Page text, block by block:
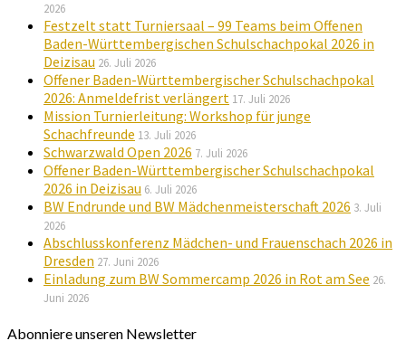
2026
Festzelt statt Turniersaal – 99 Teams beim Offenen
Baden-Württembergischen Schulschachpokal 2026 in
Deizisau 26. Juli 2026
Offener Baden-Württembergischer Schulschachpokal
2026: Anmeldefrist verlängert 17. Juli 2026
Mission Turnierleitung: Workshop für junge
Schachfreunde 13. Juli 2026
Schwarzwald Open 2026 7. Juli 2026
Offener Baden-Württembergischer Schulschachpokal
2026 in Deizisau 6. Juli 2026
BW Endrunde und BW Mädchenmeisterschaft 2026 3. Juli
2026
Abschlusskonferenz Mädchen- und Frauenschach 2026 in
Dresden 27. Juni 2026
Einladung zum BW Sommercamp 2026 in Rot am See 26.
Juni 2026
Abonniere unseren Newsletter